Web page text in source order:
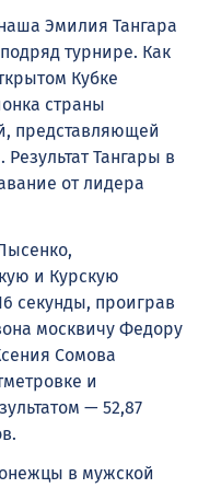
Эмилия Тангара
турнире. Как
Кубке
страны
представляющей
Тангары в
от лидера
и Курскую
секунды, проиграв
москвичу Федору
Сомова
и
— 52,87
в мужской